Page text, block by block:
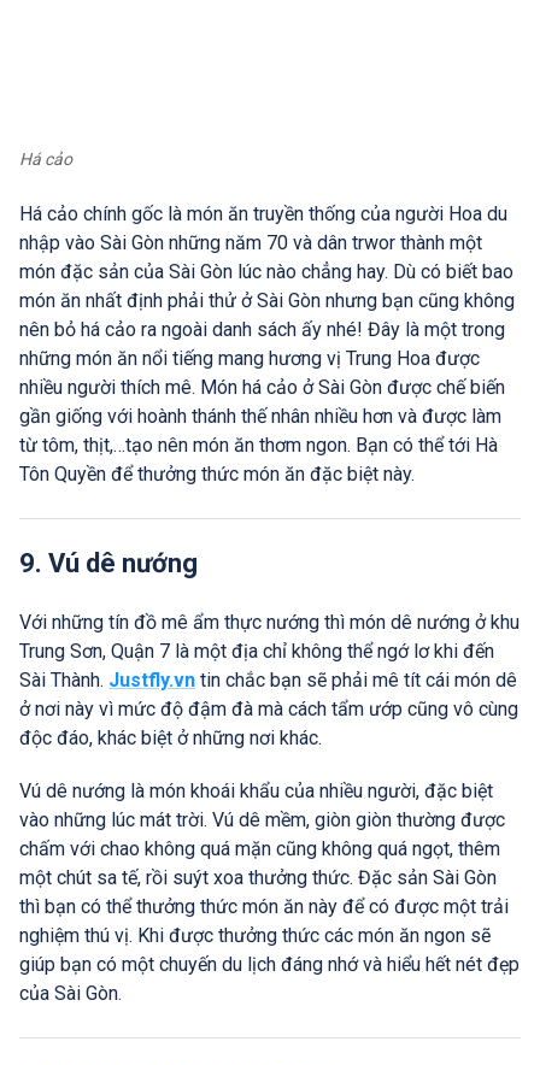
Há cảo
Há cảo chính gốc là món ăn truyền thống của người Hoa du
nhập vào Sài Gòn những năm 70 và dân trwor thành một
món đặc sản của Sài Gòn lúc nào chẳng hay. Dù có biết bao
món ăn nhất định phải thử ở Sài Gòn nhưng bạn cũng không
nên bỏ há cảo ra ngoài danh sách ấy nhé! Đây là một trong
những món ăn nổi tiếng mang hương vị Trung Hoa được
nhiều người thích mê. Món há cảo ở Sài Gòn được chế biến
gần giống với hoành thánh thế nhân nhiều hơn và được làm
từ tôm, thịt,…tạo nên món ăn thơm ngon. Bạn có thể tới Hà
Tôn Quyền để thưởng thức món ăn đặc biệt này.
9. Vú dê nướng
Với những tín đồ mê ẩm thực nướng thì món dê nướng ở khu
Trung Sơn, Quận 7 là một địa chỉ không thể ngớ lơ khi đến
Sài Thành. Justfly.vn tin chắc bạn sẽ phải mê tít cái món dê
ở nơi này vì mức độ đậm đà mà cách tẩm ướp cũng vô cùng
độc đáo, khác biệt ở những nơi khác.
Vú dê nướng là món khoái khẩu của nhiều người, đặc biệt
vào những lúc mát trời. Vú dê mềm, giòn giòn thường được
chấm với chao không quá mặn cũng không quá ngọt, thêm
một chút sa tế, rồi suýt xoa thưởng thức. Đặc sản Sài Gòn
thì bạn có thể thưởng thức món ăn này để có được một trải
nghiệm thú vị. Khi được thưởng thức các món ăn ngon sẽ
giúp bạn có một chuyến du lịch đáng nhớ và hiểu hết nét đẹp
của Sài Gòn.